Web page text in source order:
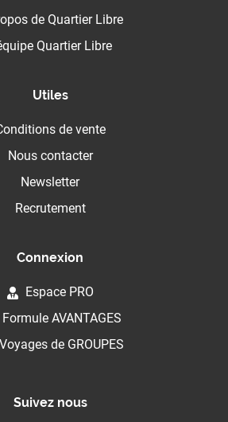
de Quartier Libre
Quartier Libre
Utiles
de vente
Nous contacter
Newsletter
Recrutement
Connexion
Espace PRO
Formule AVANTAGES
Voyages de GROUPES
Suivez nous